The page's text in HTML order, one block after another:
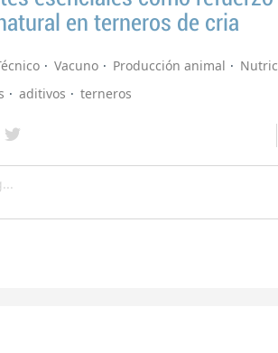
en terneros de cria
Vacuno Producción animal
aditivos terneros